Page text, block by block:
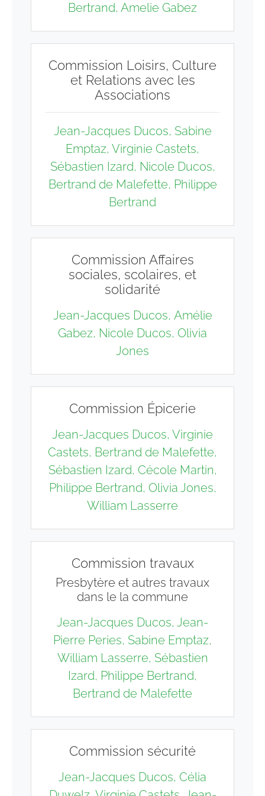
Bertrand, Amelie Gabez
Commission Loisirs, Culture
et Relations avec les
Associations
Jean-Jacques Ducos, Sabine
Emptaz, Virginie Castets,
Sébastien Izard, Nicole Ducos,
Bertrand de Malefette, Philippe
Bertrand
Commission Affaires
sociales, scolaires, et
solidarité
Jean-Jacques Ducos, Amélie
Gabez, Nicole Ducos, Olivia
Jones
Commission Épicerie
Jean-Jacques Ducos, Virginie
Castets, Bertrand de Malefette,
Sébastien Izard, Cécole Martin,
Philippe Bertrand, Olivia Jones,
William Lasserre
Commission travaux
Presbytère et autres travaux
dans le la commune
Jean-Jacques Ducos, Jean-
Pierre Peries, Sabine Emptaz,
William Lasserre, Sébastien
Izard, Philippe Bertrand,
Bertrand de Malefette
Commission sécurité
Jean-Jacques Ducos, Célia